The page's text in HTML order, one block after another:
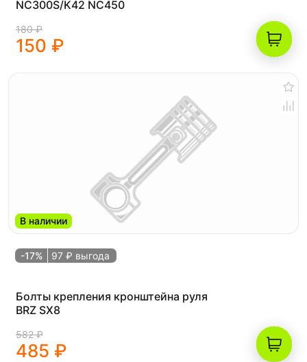
NC300S/K42 NC450
180 ₽
150 ₽
В наличии
-17% 97 ₽ выгода
Болты крепления кронштейна руля
BRZ SX8
582 ₽
485 ₽